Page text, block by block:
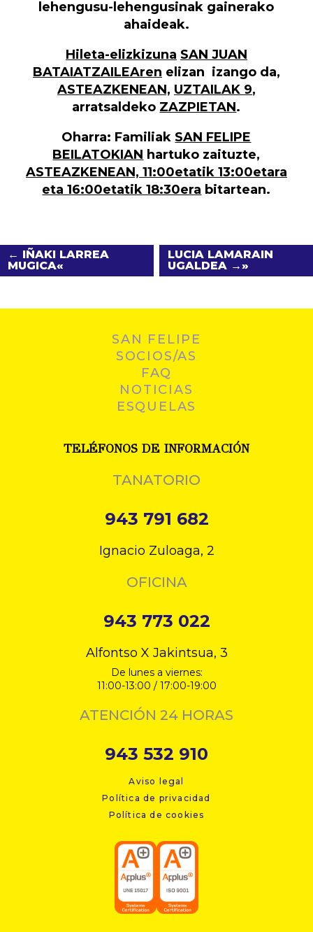
lehengusu-lehengusinak gainerako
ahaideak.
Hileta-elizkizuna SAN JUAN
BATAIATZAILEAren elizan izango da,
ASTEAZKENEAN, UZTAILAK 9,
arratsaldeko ZAZPIETAN.
Oharra: Familiak SAN FELIPE
BEILATOKIAN hartuko zaituzte,
ASTEAZKENEAN, 11:00etatik 13:00etara
eta 16:00etatik 18:30era bitartean.
← IÑAKI LARREA
MUGICA
LUCIA LAMARAIN
UGALDEA →
SAN FELIPE
SOCIOS/AS
FAQ
NOTICIAS
ESQUELAS
TELÉFONOS DE INFORMACIÓN
TANATORIO
943 791 682
Ignacio Zuloaga, 2
OFICINA
943 773 022
Alfontso X Jakintsua, 3
De lunes a viernes:
11:00-13:00 / 17:00-19:00
ATENCIÓN 24 HORAS
943 532 910
Aviso legal
Política de privacidad
Política de cookies